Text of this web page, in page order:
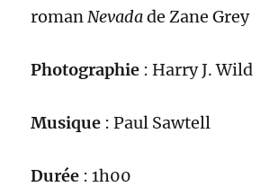
romanNevadadeZane Grey
Photographie : Harry J. Wild
Musique : Paul Sawtell
Durée : 1h00